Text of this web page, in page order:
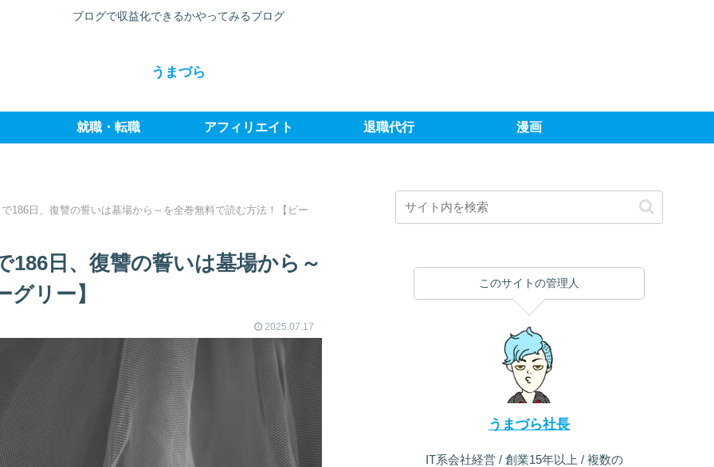
ブログで収益化できるかやってみるブログ
うまづら
就職・転職 アフィリエイト 退職代行 漫画
186日、復讐の誓いは墓場から～を全巻無料で読む方法！【ビー
日、復讐の誓いは墓場から～
リー】
2025.07.17
このサイトの管理人
うまづら社長
IT系会社経営 / 創業15年以上 / 複数の